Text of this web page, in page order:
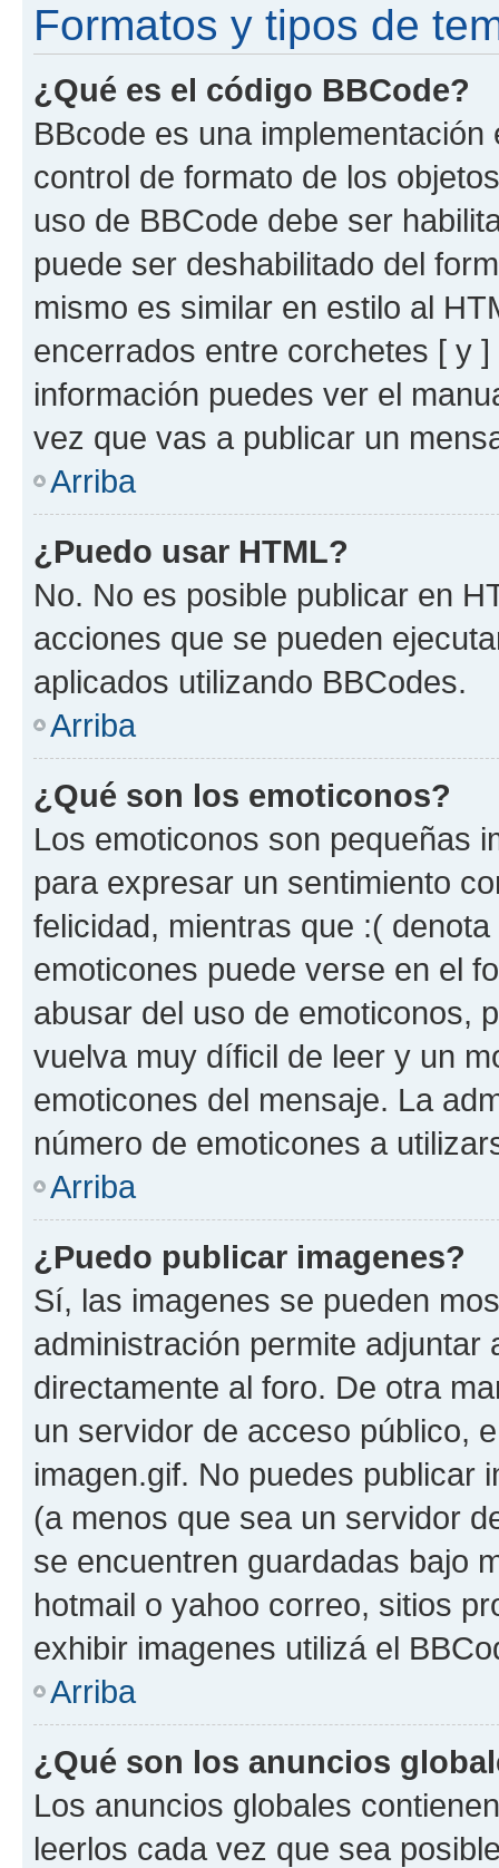
Formatos y tipos de
¿Qué es el código BBCode?
BBcode es una
control de formato de los
uso de BBCode debe ser
puede ser deshabilitado del
mismo es similar en estilo al
encerrados entre corchetes [ y
información puedes ver el
vez que vas a publicar un
Arriba
¿Puedo usar HTML?
No. No es posible publicar en
acciones que se pueden
aplicados utilizando BBCodes.
Arriba
¿Qué son los emoticonos?
Los emoticonos son pequeñas
para expresar un sentimiento
felicidad, mientras que :(
emoticones puede verse en el
abusar del uso de emoticonos,
vuelva muy díficil de leer y un
emoticones del mensaje. La
número de emoticones a
Arriba
¿Puedo publicar imagenes?
Sí, las imagenes se pueden
administración permite
directamente al foro. De otra
un servidor de acceso público,
imagen.gif. No puedes publicar
(a menos que sea un servidor
se encuentren guardadas bajo
hotmail o yahoo correo, sitios
exhibir imagenes utilizá el
Arriba
¿Qué son los anuncios
Los anuncios globales
leerlos cada vez que sea